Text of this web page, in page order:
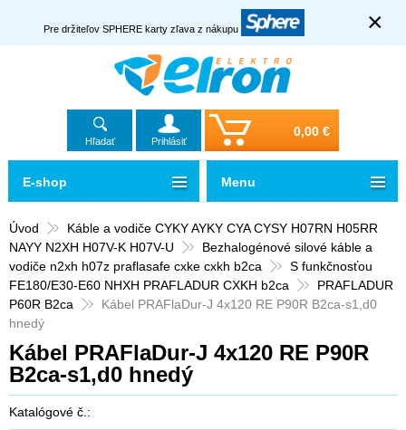
Pre držiteľov SPHERE karty zľava z nákupu ×
Hľadať Prihlásiť
0,00 €
Úvod
Káble a vodiče CYKY AYKY CYA CYSY H07RN H05RR
NAYY N2XH H07V-K H07V-U
Bezhalogénové silové káble a
vodiče n2xh h07z praflasafe cxke cxkh b2ca
S funkčnosťou
FE180/E30-E60 NHXH PRAFLADUR CXKH b2ca
PRAFLADUR
P60R B2ca
Kábel PRAFlaDur-J 4x120 RE P90R B2ca-s1,d0
hnedý
Kábel PRAFlaDur-J 4x120 RE P90R
B2ca-s1,d0 hnedý
Katalógové č.:
E-shop Menu